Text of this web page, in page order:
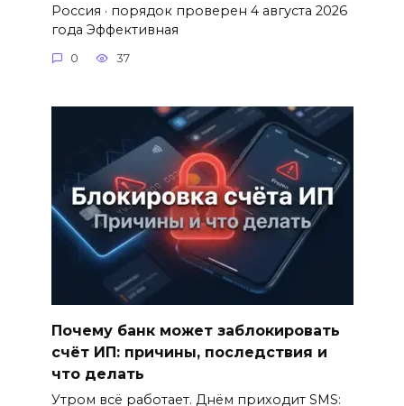
Россия · порядок проверен 4 августа 2026
года Эффективная
0 37
Почему банк может заблокировать
счёт ИП: причины, последствия и
что делать
Утром всё работает. Днём приходит SMS: